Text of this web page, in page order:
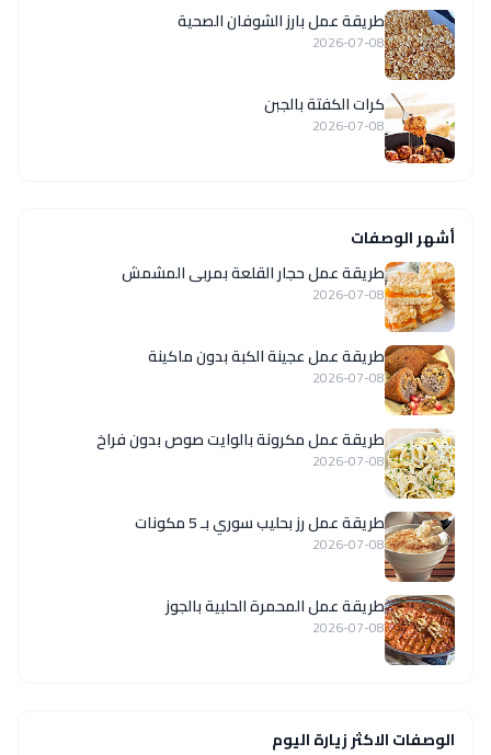
طريقة عمل بارز الشوفان الصحية
2026-07-08
كرات الكفتة بالجبن
2026-07-08
أشهر الوصفات
طريقة عمل حجار القلعة بمربى المشمش
2026-07-08
طريقة عمل عجينة الكبة بدون ماكينة
2026-07-08
طريقة عمل مكرونة بالوايت صوص بدون فراخ
2026-07-08
طريقة عمل رز بحليب سوري بـ 5 مكونات
2026-07-08
طريقة عمل المحمرة الحلبية بالجوز
2026-07-08
الوصفات الاكثر زيارة اليوم